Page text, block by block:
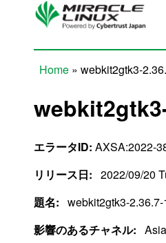
Skip to main content
Home » webkit2gtk3-
エラータID: AXSA:2022-
リリース日: 2022/09/20
題名: webkit2gtk3-2.36.7-
影響のあるチャネル: